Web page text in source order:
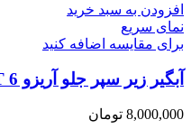
افزودن به سبد خرید
نمای سریع
برای مقایسه اضافه کنید
آبگیر زیر سپر جلو آریزو 6 GT
8,000,000 تومان